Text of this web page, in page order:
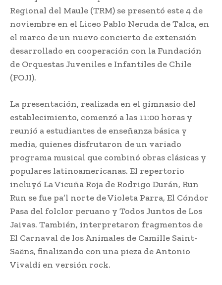
Regional del Maule (TRM) se presentó este 4 de
noviembre en el Liceo Pablo Neruda de Talca, en
el marco de un nuevo concierto de extensión
desarrollado en cooperación con la Fundación
de Orquestas Juveniles e Infantiles de Chile
(FOJI).
La presentación, realizada en el gimnasio del
establecimiento, comenzó a las 11:00 horas y
reunió a estudiantes de enseñanza básica y
media, quienes disfrutaron de un variado
programa musical que combinó obras clásicas y
populares latinoamericanas. El repertorio
incluyó La Vicuña Roja de Rodrigo Durán, Run
Run se fue pa’l norte de Violeta Parra, El Cóndor
Pasa del folclor peruano y Todos Juntos de Los
Jaivas. También, interpretaron fragmentos de
El Carnaval de los Animales de Camille Saint-
Saëns, finalizando con una pieza de Antonio
Vivaldi en versión rock.